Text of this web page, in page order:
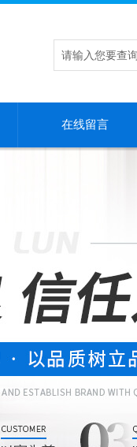
在线留言